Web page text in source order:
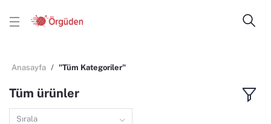
Anasayfa "Tüm Kategoriler"
Tüm ürünler
Sırala